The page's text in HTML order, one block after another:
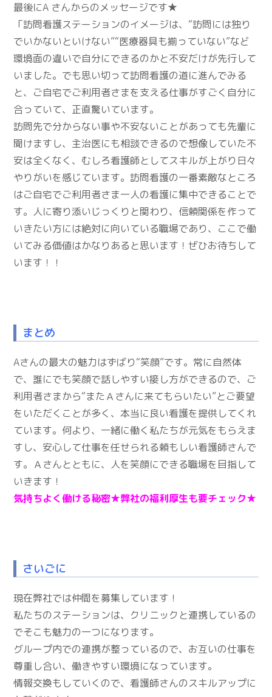
最後にA さんからのメッセージです★
「訪問看護ステーションのイメージは、“訪問には独り
でいかないといけない”“医療器具も揃っていない”など
環境面の違いで自分にできるのかと不安だけが先行して
いました。でも思い切って訪問看護の道に進んでみる
と、ご自宅でご利用者さまを支える仕事がすごく自分に
合っていて、正直驚いています。
訪問先で分からない事や不安ないことがあっても先輩に
聞けますし、主治医にも相談できるので想像していた不
安は全くなく、むしろ看護師としてスキルが上がり日々
やりがいを感じています。訪問看護の一番素敵なところ
はご自宅でご利用者さま一人の看護に集中できることで
す。人に寄り添いじっくりと関わり、信頼関係を作って
いきたい方には絶対に向いている職場であり、ここで働
いてみる価値はかなりあると思います！ぜひお待ちして
います！！
まとめ
Aさんの最大の魅力はずばり“笑顔”です。常に自然体
で、誰にでも笑顔で話しやすい接し方ができるので、ご
利用者さまから“またＡさんに来てもらいたい”とご要望
をいただくことが多く、本当に良い看護を提供してくれ
ています。何より、一緒に働く私たちが元気をもらえま
すし、安心して仕事を任せられる頼もしい看護師さんで
す。Ａさんとともに、人を笑顔にできる職場を目指して
いきます！
気持ちよく働ける秘密★弊社の福利厚生も要チェック★
さいごに
現在弊社では仲間を募集しています！
私たちのステーションは、クリニックと連携しているの
でそこも魅力の一つになります。
グループ内での連携が整っているので、お互いの仕事を
尊重し合い、働きやすい環境になっています。
情報交換もしていくので、看護師さんのスキルアップに